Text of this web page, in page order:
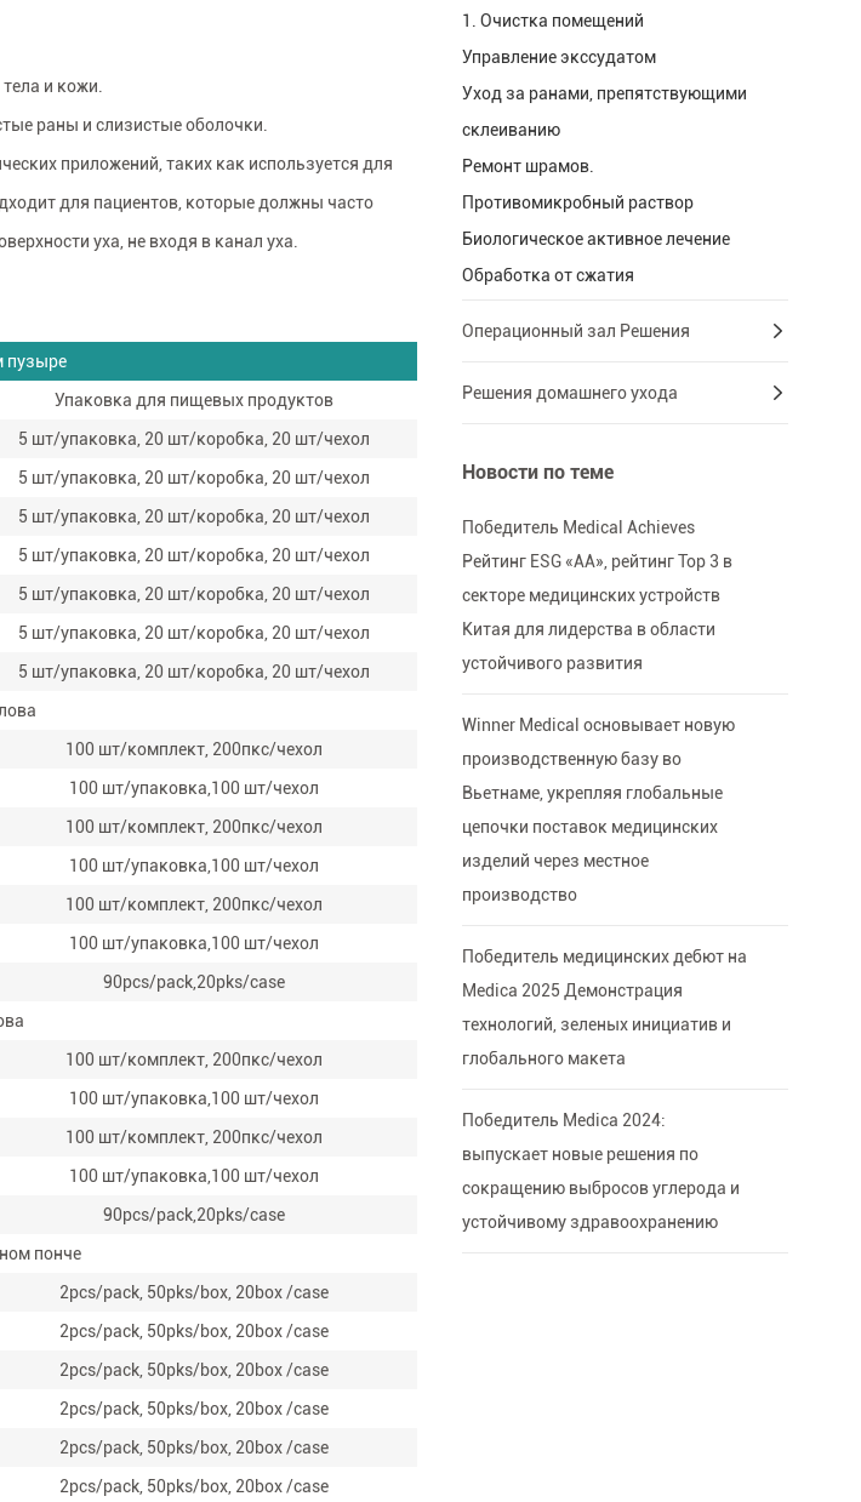
и кожи.
раны и слизистые оболочки.
приложений, таких как используется для
для пациентов, которые должны часто
уха, не входя в канал уха.
пузыре
Упаковка для пищевых продуктов
5 шт/упаковка, 20 шт/коробка, 20 шт/чехол
5 шт/упаковка, 20 шт/коробка, 20 шт/чехол
5 шт/упаковка, 20 шт/коробка, 20 шт/чехол
5 шт/упаковка, 20 шт/коробка, 20 шт/чехол
5 шт/упаковка, 20 шт/коробка, 20 шт/чехол
5 шт/упаковка, 20 шт/коробка, 20 шт/чехол
5 шт/упаковка, 20 шт/коробка, 20 шт/чехол
100 шт/комплект, 200пкс/чехол
100 шт/упаковка,100 шт/чехол
100 шт/комплект, 200пкс/чехол
100 шт/упаковка,100 шт/чехол
100 шт/комплект, 200пкс/чехол
100 шт/упаковка,100 шт/чехол
90pcs/pack,20pks/case
100 шт/комплект, 200пкс/чехол
100 шт/упаковка,100 шт/чехол
100 шт/комплект, 200пкс/чехол
100 шт/упаковка,100 шт/чехол
90pcs/pack,20pks/case
понче
2pcs/pack, 50pks/box, 20box /case
2pcs/pack, 50pks/box, 20box /case
2pcs/pack, 50pks/box, 20box /case
2pcs/pack, 50pks/box, 20box /case
2pcs/pack, 50pks/box, 20box /case
2pcs/pack, 50pks/box, 20box /case
1. Очистка помещений
Управление экссудатом
Уход за ранами, препятствующими
склеиванию
Ремонт шрамов.
Противомикробный раствор
Биологическое активное лечение
Обработка от сжатия
Операционный зал Решения
Решения домашнего ухода
Новости по теме
Победитель Medical Achieves
Рейтинг ESG «AA», рейтинг Top 3 в
секторе медицинских устройств
Китая для лидерства в области
устойчивого развития
Winner Medical основывает новую
производственную базу во
Вьетнаме, укрепляя глобальные
цепочки поставок медицинских
изделий через местное
производство
Победитель медицинских дебют на
Medica 2025 Демонстрация
технологий, зеленых инициатив и
глобального макета
Победитель Medica 2024:
выпускает новые решения по
сокращению выбросов углерода и
устойчивому здравоохранению